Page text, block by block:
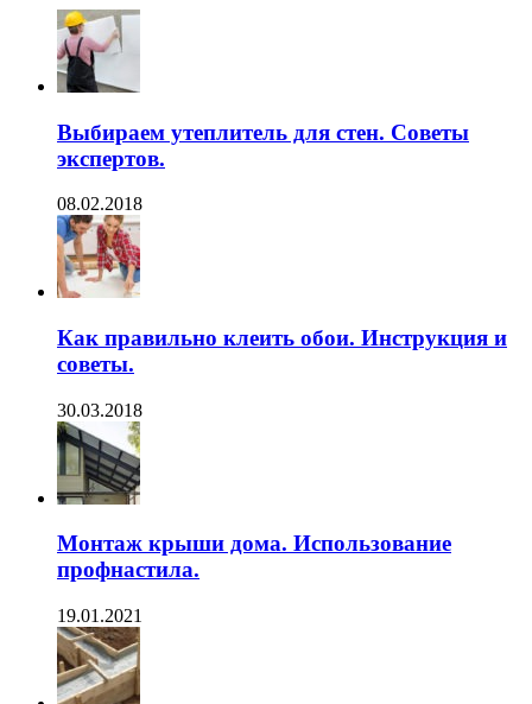
Выбираем утеплитель для стен. Советы
экспертов.
08.02.2018
Как правильно клеить обои. Инструкция и
советы.
30.03.2018
Монтаж крыши дома. Использование
профнастила.
19.01.2021